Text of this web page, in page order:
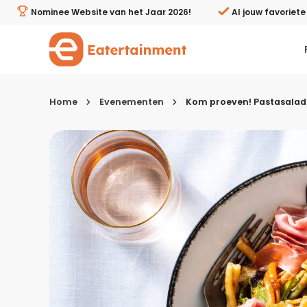
Kom proeven! Pastasalade bij Albert Heijn XL Nijmegen
Nominee Website van het Jaar 2026! Al jouw
Kies je menugang
Ontbijt
Lunch & brunch
Tussendoortjes
Voor- & tussengerechten
Home Evenementen Kom proeven!